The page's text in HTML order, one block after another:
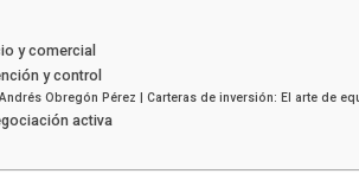
y comercial
y control
Andrés Obregón Pérez | Carteras de inversión: El arte de
activa